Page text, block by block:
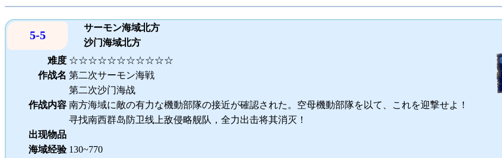
5-5
サーモン海域北方
沙门海域北方
难度 ☆☆☆☆☆☆☆☆☆☆☆
作战名 第二次サーモン海戦
第二次沙门海战
作战内容 南方海域に敵の有力な機動部隊の接近が確認された。空母機動部隊を以て、これを迎撃せよ！
寻找南西群岛防卫线上敌侵略舰队，全力出击将其消灭！
出现物品
海域经验 130~770